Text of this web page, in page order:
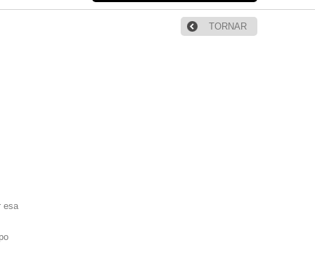
TORNAR
esa